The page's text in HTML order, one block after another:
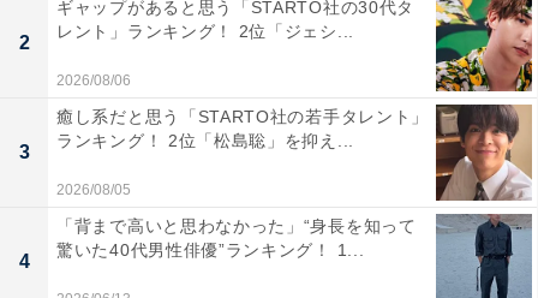
菜や手作りスイーツが楽しめるから」（40代女性／神奈
川県）、「家族連れで訪れやすい広々とした道の駅で
す。大きな遊具のある広場や芝生スペースがあり、子ど
もを遊ばせることができます」（30代女性／愛知県）、
「目の前がダムなので、景色もよさそうだし楽しめそう
だと思ったので行ってみたいです」（20代女性／神奈川
県）といった声がありました。
2
ギャップがあると思う「STARTO社の30代タ
レント」ランキング！ 2位「ジェシ...
2026/08/06
3
癒し系だと思う「STARTO社の若手タレント」
ランキング！ 2位「松島聡」を抑え...
2026/08/05
4
「背まで高いと思わなかった」“身長を知って
驚いた40代男性俳優”ランキング！ 1...